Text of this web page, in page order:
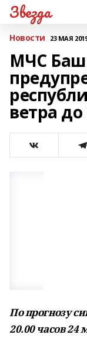
Звезда
Новости 23 МАЯ
МЧС
ветра
По прогнозу
20.00 часов 24